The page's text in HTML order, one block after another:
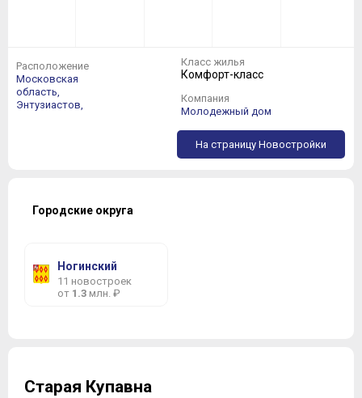
Расположение
Московская
область,
Энтузиастов,
Класс жилья
Комфорт-класс
Компания
Молодежный дом
На страницу Новостройки
Городские округа
Ногинский
11 новостроек
от 1.3 млн. ₽
Старая Купавна